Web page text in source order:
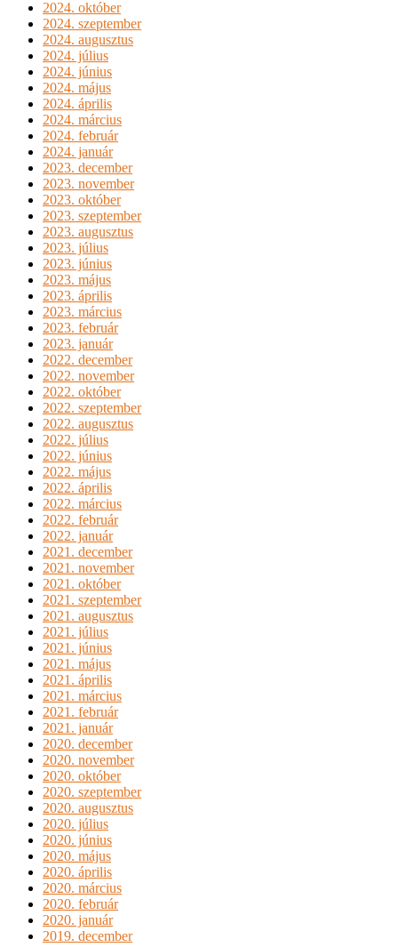
2024. október
2024. szeptember
2024. augusztus
2024. július
2024. június
2024. május
2024. április
2024. március
2024. február
2024. január
2023. december
2023. november
2023. október
2023. szeptember
2023. augusztus
2023. július
2023. június
2023. május
2023. április
2023. március
2023. február
2023. január
2022. december
2022. november
2022. október
2022. szeptember
2022. augusztus
2022. július
2022. június
2022. május
2022. április
2022. március
2022. február
2022. január
2021. december
2021. november
2021. október
2021. szeptember
2021. augusztus
2021. július
2021. június
2021. május
2021. április
2021. március
2021. február
2021. január
2020. december
2020. november
2020. október
2020. szeptember
2020. augusztus
2020. július
2020. június
2020. május
2020. április
2020. március
2020. február
2020. január
2019. december